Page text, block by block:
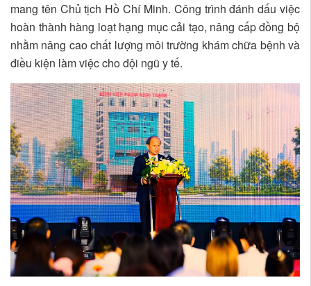
mang tên Chủ tịch Hồ Chí Minh. Công trình đánh dấu việc
hoàn thành hàng loạt hạng mục cải tạo, nâng cấp đồng bộ
nhằm nâng cao chất lượng môi trường khám chữa bệnh và
điều kiện làm việc cho đội ngũ y tế.